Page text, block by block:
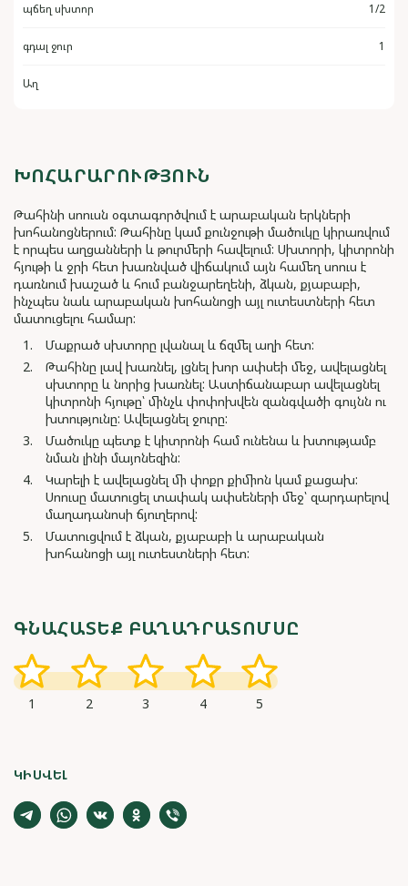
պճեղ սխտոր 1/2
գդալ ջուր 1
Աղ
ԽՈՀԱՐԱՐՈՒԹՅՈՒՆ
Թահինի սոուսն օգտագործվում է արաբական երկների
խոհանոցներում: Թահինը կամ քունջութի մածուկը կիրառվում
է որպես աղցանների և թուրմերի հավելում: Սխտորի, կիտրոնի
հյութի և ջրի հետ խառնված վիճակում այն համեղ սոուս է
դառնում խաշած և հում բանջարեղենի, ձկան, քյաբաբի,
ինչպես նաև արաբական խոհանոցի այլ ուտեստների հետ
մատուցելու համար:
Մաքրած սխտորը լվանալ և ճզմել աղի հետ:
Թահինը լավ խառնել, լցնել խոր ափսեի մեջ, ավելացնել
սխտորը և նորից խառնել: Աստիճանաբար ավելացնել
կիտրոնի հյութը՝ մինչև փոփոխվեն զանգվածի գույնն ու
խտությունը: Ավելացնել ջուրը:
Մածուկը պետք է կիտրոնի համ ունենա և խտությամբ
նման լինի մայոնեզին:
Կարելի է ավելացնել մի փոքր քիմիոն կամ քացախ:
Սոուսը մատուցել տափակ ափսեների մեջ՝ զարդարելով
մաղադանոսի ճյուղերով:
Մատուցվում է ձկան, քյաբաբի և արաբական
խոհանոցի այլ ուտեստների հետ:
ԳՆԱՀԱՏԵՔ ԲԱՂԱԴՐԱՏՈՄՍԸ
1 2 3 4 5
ԿԻՍՎԵԼ